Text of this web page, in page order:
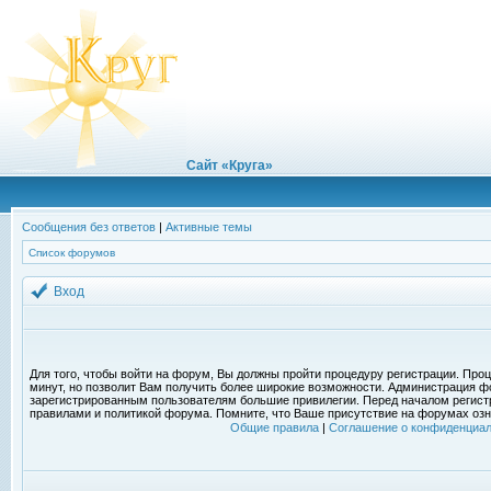
Сайт «Круга»
Сообщения без ответов | Активные темы
Список форумов
Вход
Для того, чтобы войти на форум, Вы должны пройти процедуру регистрации.
минут, но позволит Вам получить более широкие возможности. Администрация
зарегистрированным пользователям большие привилегии. Перед началом
правилами и политикой форума. Помните, что Ваше присутствие на форумах
Общие правила| Соглашение о